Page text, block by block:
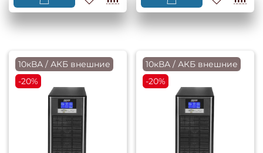
10кВА / АКБ внешние
-20%
10кВА / АКБ внешние
-20%